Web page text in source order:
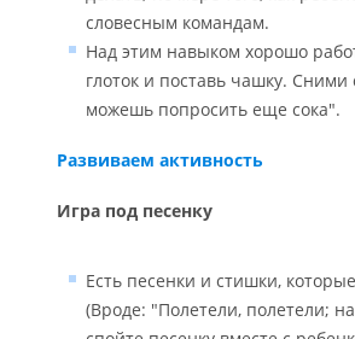
словесным командам.
Над этим навыком хорошо
глоток и поставь чашку.
можешь попросить еще сока".
Развиваем активность
Игра под песенку
Есть песенки и стишки,
(Вроде: "Полетели, полетели;